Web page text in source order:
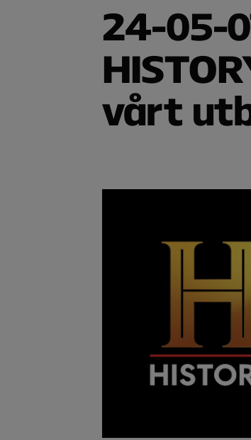
24-05-
vårt